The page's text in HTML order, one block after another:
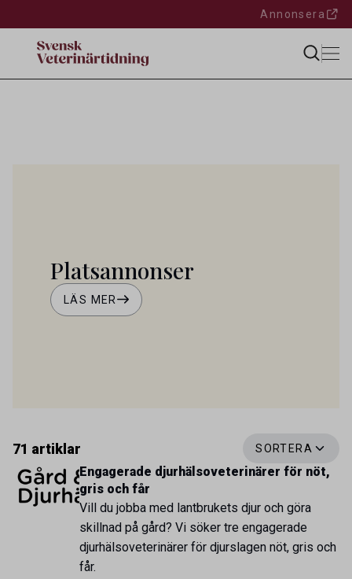
Annonsera
Platsannonser
LÄS MER
71 artiklar SORTERA
Engagerade djurhälsoveterinärer för nöt,
gris och får
Vill du jobba med lantbrukets djur och göra
skillnad på gård? Vi söker tre engagerade
djurhälsoveterinärer för djurslagen nöt, gris och
får.